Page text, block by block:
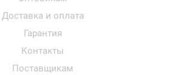
Доставка и оплата
Гарантия
Контакты
Поставщикам